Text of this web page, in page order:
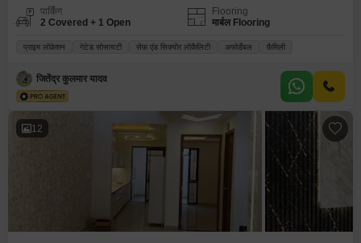
पार्किंग
2 Covered + 1 Open
Flooring
मार्बल Flooring
प्राइम लोकेशन गेटेड सोसायटी सेफ़ एंड सिक्योर लोकैलिटी अफोर्डेबल फ़ैमिली
जितेंद्र कुलमार यादव
12